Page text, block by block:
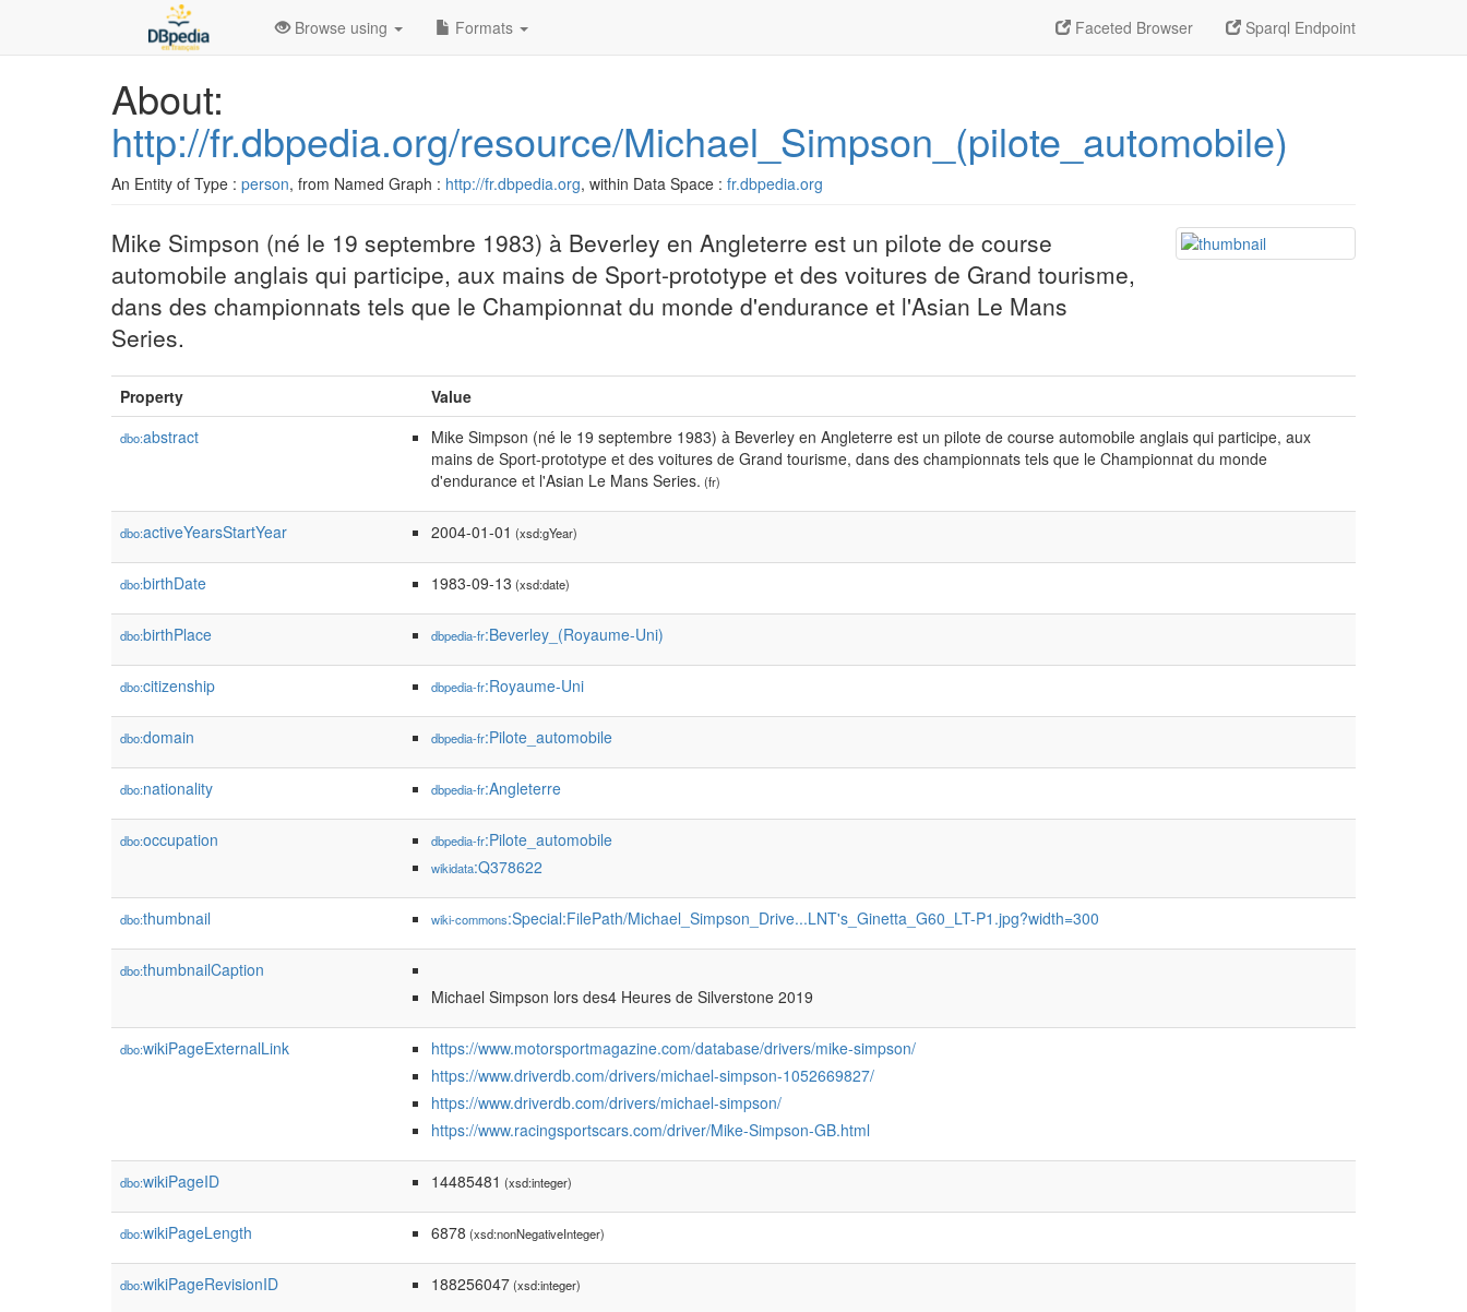
Faceted Browser Sparql Endpoint
Browse using Formats
About:
http://fr.dbpedia.org/resource/Michael_Simpson_(pilote_automobile)
An Entity of Type : person, from Named Graph : http://fr.dbpedia.org, within Data Space : fr.dbpedia.org
Mike Simpson (né le 19 septembre 1983) à Beverley en Angleterre est un pilote de course
automobile anglais qui participe, aux mains de Sport-prototype et des voitures de Grand tourisme,
dans des championnats tels que le Championnat du monde d'endurance et l'Asian Le Mans
Series.
Property Value
dbo:abstract
Mike Simpson (né le 19 septembre 1983) à Beverley en Angleterre est un pilote de course automobile anglais qui participe, aux
mains de Sport-prototype et des voitures de Grand tourisme, dans des championnats tels que le Championnat du monde
d'endurance et l'Asian Le Mans Series. (fr)
dbo:activeYearsStartYear 2004-01-01 (xsd:gYear)
dbo:birthDate 1983-09-13 (xsd:date)
dbo:birthPlace dbpedia-fr:Beverley_(Royaume-Uni)
dbo:citizenship dbpedia-fr:Royaume-Uni
dbo:domain dbpedia-fr:Pilote_automobile
dbo:nationality dbpedia-fr:Angleterre
dbo:occupation dbpedia-fr:Pilote_automobile
wikidata:Q378622
dbo:thumbnail wiki-commons:Special:FilePath/Michael_Simpson_Drive...LNT's_Ginetta_G60_LT-P1.jpg?width=300
dbo:thumbnailCaption
Michael Simpson lors des4 Heures de Silverstone 2019
dbo:wikiPageExternalLink
https://www.motorsportmagazine.com/database/drivers/mike-simpson/
https://www.driverdb.com/drivers/michael-simpson-1052669827/
https://www.driverdb.com/drivers/michael-simpson/
https://www.racingsportscars.com/driver/Mike-Simpson-GB.html
dbo:wikiPageID 14485481 (xsd:integer)
dbo:wikiPageLength 6878 (xsd:nonNegativeInteger)
dbo:wikiPageRevisionID 188256047(xsd:integer)